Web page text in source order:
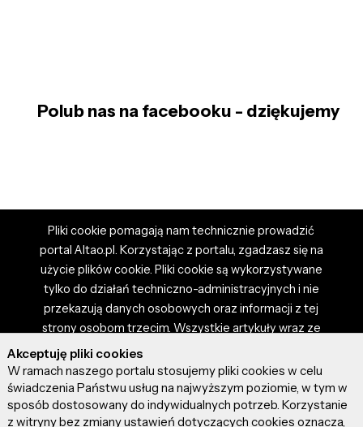
Polub nas na facebooku - dziękujemy
Pliki cookie pomagają nam technicznie prowadzić
portal Altao.pl. Korzystając z portalu, zgadzasz się na
użycie plików cookie. Pliki cookie są wykorzystywane
tylko do działań techniczno-administracyjnych i nie
przekazują danych osobowych oraz informacji z tej
strony osobom trzecim. Wszystkie artykuły wraz ze
zdjęciami i materiałami dostępnymi na portalu są
własnością użytkowników. Administrator i właściciel
portalu nie ponosi odpowiedzialności za tresci
prezentowane przez autorów artykułów. Dodając
Akceptuję pliki cookies
W ramach naszego portalu stosujemy pliki cookies w celu
świadczenia Państwu usług na najwyższym poziomie, w tym w
sposób dostosowany do indywidualnych potrzeb. Korzystanie
z witryny bez zmiany ustawień dotyczących cookies oznacza,